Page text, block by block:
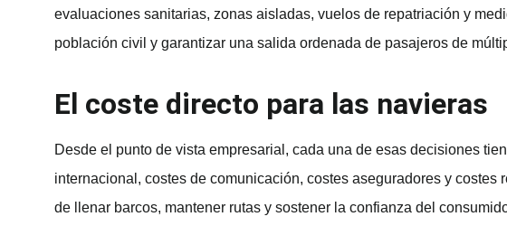
evaluaciones sanitarias, zonas aisladas, vuelos de repatriación y
población civil y garantizar una salida ordenada de pasajeros de
El coste directo para las navieras
Desde el punto de vista empresarial, cada una de esas decisiones
internacional, costes de comunicación, costes aseguradores y
de llenar barcos, mantener rutas y sostener la confianza del